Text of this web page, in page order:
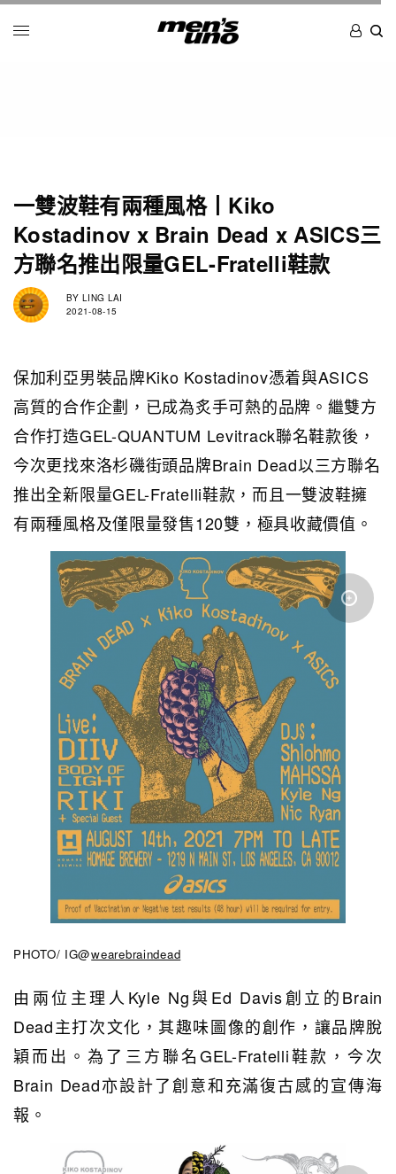
一雙波鞋有兩種風格丨Kiko
Kostadinov x Brain Dead x ASICS三
方聯名推出限量GEL-Fratelli鞋款
BY LING LAI
2021-08-15
保加利亞男裝品牌Kiko Kostadinov憑着與ASICS
高質的合作企劃，已成為炙手可熱的品牌。繼雙方
合作打造GEL-QUANTUM Levitrack聯名鞋款後，
今次更找來洛杉磯街頭品牌Brain Dead以三方聯名
推出全新限量GEL-Fratelli鞋款，而且一雙波鞋擁
有兩種風格及僅限量發售120雙，極具收藏價值。
PHOTO/ IG@wearebraindead
由兩位主理人Kyle Ng與Ed Davis創立的Brain
Dead主打次文化，其趣味圖像的創作，讓品牌脫
穎而出。為了 三方聯名GEL-Fratelli鞋款， 今次
Brain Dead亦設計了創意和充滿復古感的宣傳海
報。